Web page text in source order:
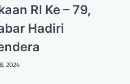
RI Ke – 79,
Hadiri
2024